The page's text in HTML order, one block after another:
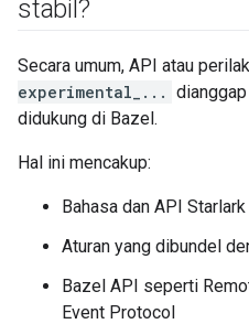
stabil?
Secara umum, API atau
experimental_...
didukung di Bazel.
Hal ini mencakup:
Bahasa dan API Starlark
Aturan yang dibundel
Bazel API seperti
Event Protocol